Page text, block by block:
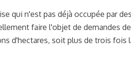
qui n'est pas déjà occupée par
faire l'objet de demandes
d'hectares, soit plus de trois fois